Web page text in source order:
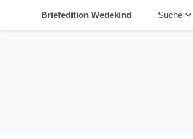
Briefedition Wedekind Suchekeyboard_arrow_down